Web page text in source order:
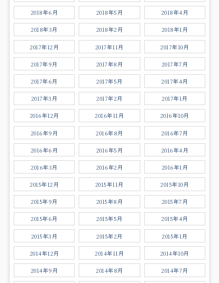
2018年6月 2018年5月 2018年4月
2018年3月 2018年2月 2018年1月
2017年12月 2017年11月 2017年10月
2017年9月 2017年8月 2017年7月
2017年6月 2017年5月 2017年4月
2017年3月 2017年2月 2017年1月
2016年12月 2016年11月 2016年10月
2016年9月 2016年8月 2016年7月
2016年6月 2016年5月 2016年4月
2016年3月 2016年2月 2016年1月
2015年12月 2015年11月 2015年10月
2015年9月 2015年8月 2015年7月
2015年6月 2015年5月 2015年4月
2015年3月 2015年2月 2015年1月
2014年12月 2014年11月 2014年10月
2014年9月 2014年8月 2014年7月